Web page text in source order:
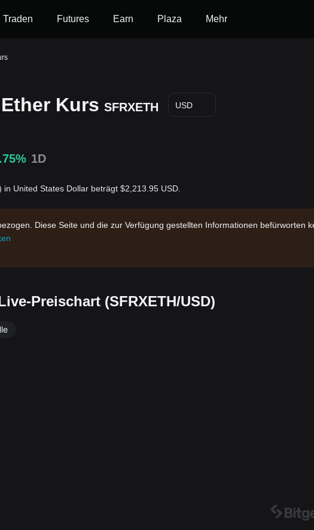
Traden Futures Earn Plaza Mehr
Kurs SFRXETH USD
1D
United States Dollar beträgt $2,213.95 USD.
Diese Seite und die zur Verfügung gestellten Informationen befürworten
Preischart (SFRXETH/USD)